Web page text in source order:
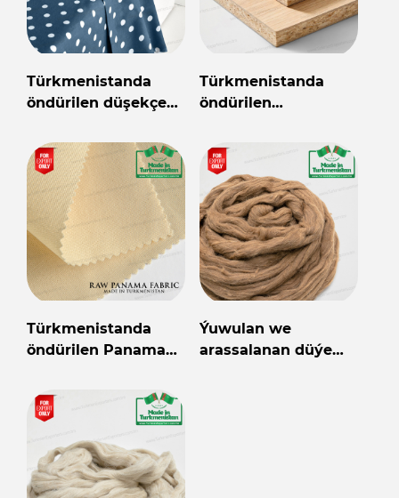
Türkmenistanda
öndürilen düşekçe
Türkmenistanda
öndürilen
Türkmenistanda
öndürilen Panama
Ýuwulan we
arassalanan düýe